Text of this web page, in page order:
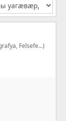
Felsefe...)